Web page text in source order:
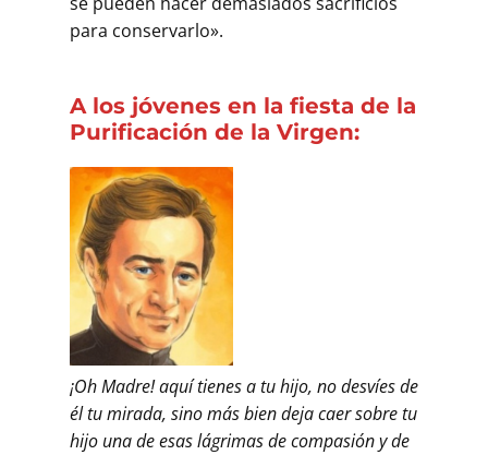
para conservarlo».
A los jóvenes en la fiesta de la
Purificación de la Virgen:
¡Oh Madre! aquí tienes a tu hijo, no desvíes de
él tu mirada, sino más bien deja caer sobre tu
hijo una de esas lágrimas de compasión y de